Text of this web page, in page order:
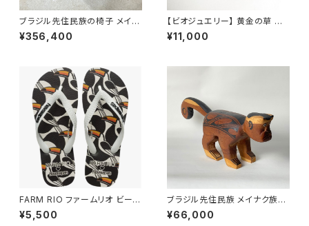
ブラジル先住民族の椅子 メイナ
ク族 アリクイ（送料着払い）
¥356,400
【ビオジュエリー】 黄金の草 カッ
ピンドウラード ピアス＆イヤリ
ング 4スパイラル
¥11,000
FARM RIO ファームリオ ビーチ
サンダル Havaianas Copatu
cano
¥5,500
ブラジル先住民族 メイナク族の
椅子 サル 小型 全長41cm
¥66,000